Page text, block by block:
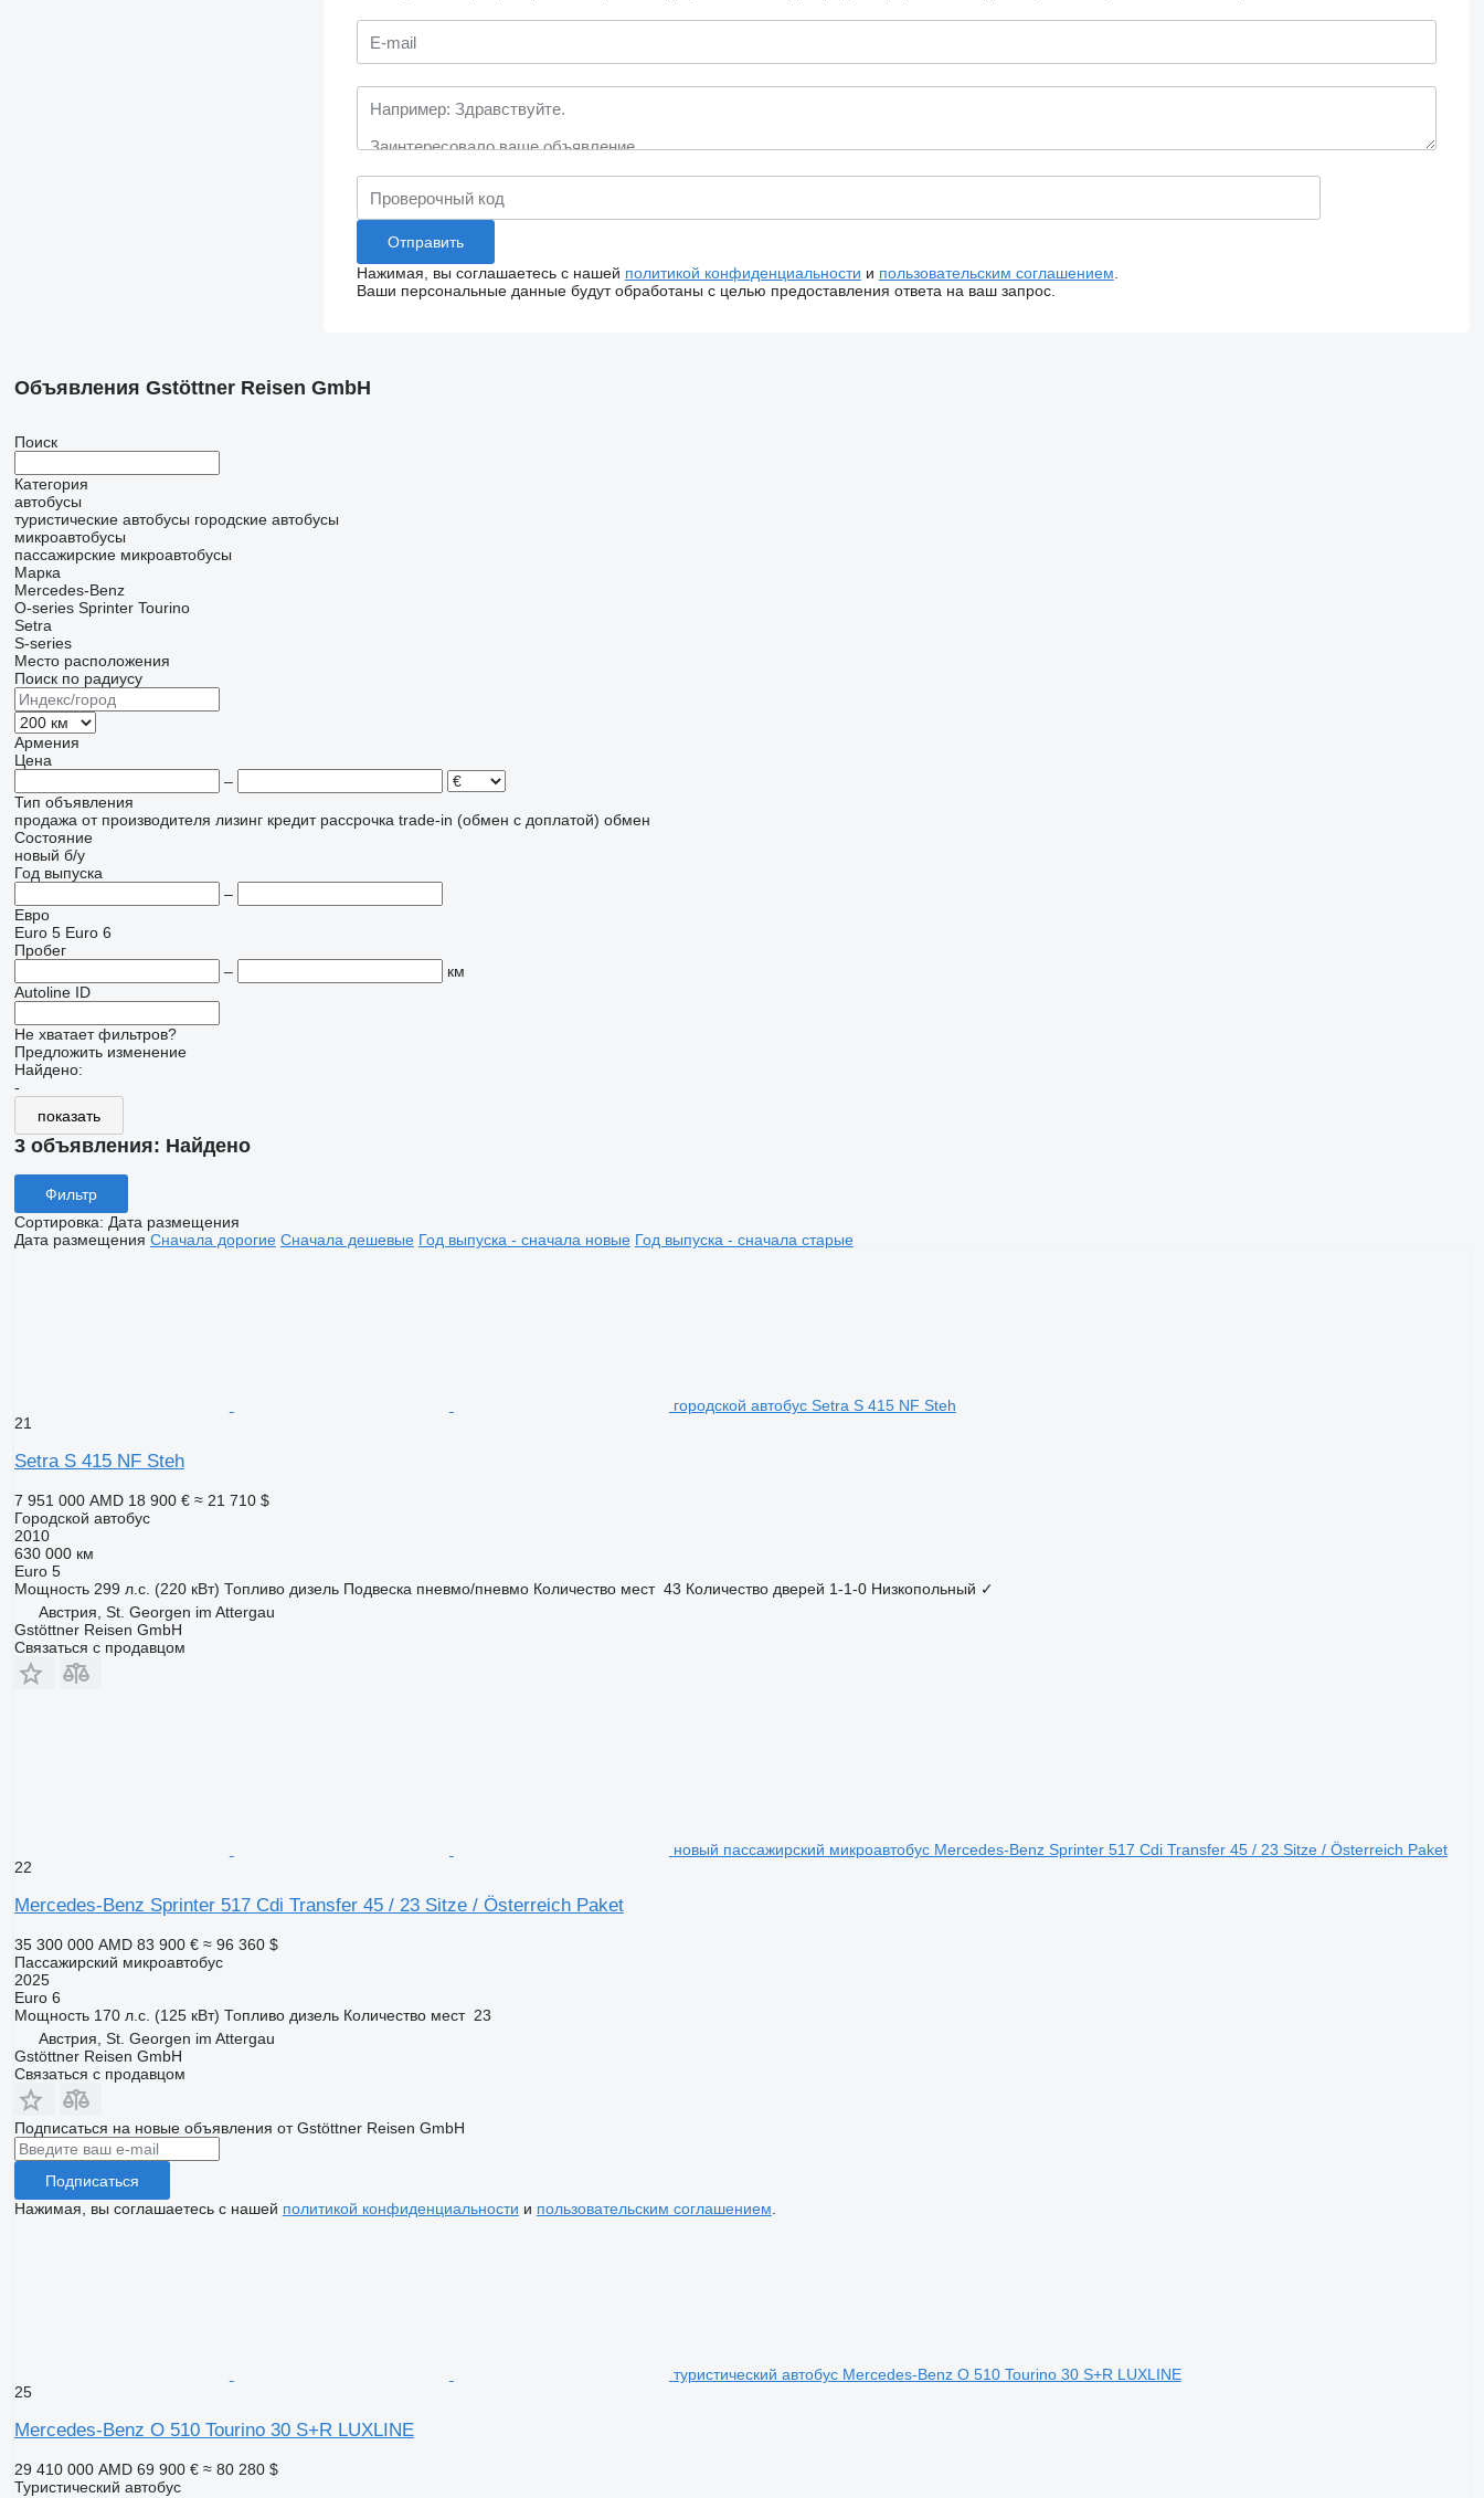
Нажимая, вы соглашаетесь с нашей политикой конфиденциальности и пользовательским соглашением
Ваши персональные данные будут обработаны с целью предоставления ответа на ваш запрос.
Объявления Gstöttner Reisen GmbH
Поиск
Категория
автобусы
туристические автобусы городские автобусы
микроавтобусы
пассажирские микроавтобусы
Марка
Mercedes-Benz
O-series Sprinter Tourino
Setra
S-series
Место расположения
Поиск по радиусу
Армения
Цена
–
Тип объявления
продажа от производителя лизинг кредит рассрочка trade-in (обмен с доплатой) обмен
Состояние
новый б/у
Год выпуска
–
Евро
Euro 5 Euro 6
Пробег
–
км
Autoline ID
Не хватает фильтров?
Предложить изменение
Найдено:
-
показать
3 объявления: Найдено
Фильтр
Сортировка: Дата размещения
Дата размещения Сначала дорогие Сначала дешевые Год выпуска - сначала новые Год выпуска - сначала старые
городской автобус Setra S 415 NF Steh
21
Setra S 415 NF Steh
7 951 000 AMD 18 900 € ≈ 21 710 $
Городской автобус
2010
630 000 км
Euro 5
Мощность 299 л.с. (220 кВт) Топливо дизель Подвеска пневмо/пневмо Количество мест 43 Количество дверей 1-1-0 Низкопольный ✓
Австрия, St. Georgen im Attergau
Gstöttner Reisen GmbH
Связаться с продавцом
новый пассажирский микроавтобус Mercedes-Benz Sprinter 517 Cdi Transfer 45 / 23 Sitze / Österreich Paket
22
Mercedes-Benz Sprinter 517 Cdi Transfer 45 / 23 Sitze / Österreich Paket
35 300 000 AMD 83 900 € ≈ 96 360 $
Пассажирский микроавтобус
2025
Euro 6
Мощность 170 л.с. (125 кВт) Топливо дизель Количество мест 23
Австрия, St. Georgen im Attergau
Gstöttner Reisen GmbH
Связаться с продавцом
Подписаться на новые объявления от Gstöttner Reisen GmbH
Подписаться
Нажимая, вы соглашаетесь с нашей политикой конфиденциальности и пользовательским соглашением
туристический автобус Mercedes-Benz O 510 Tourino 30 S+R LUXLINE
25
Mercedes-Benz O 510 Tourino 30 S+R LUXLINE
29 410 000 AMD 69 900 € ≈ 80 280 $
Туристический автобус